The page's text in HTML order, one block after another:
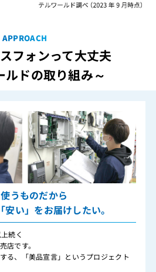
APPROACH
フォンって大丈夫
ルドの取り組み～
うものだから
安い」をお届けしたい。
続く
店です。
る、「美品宣言」というプロジェクト